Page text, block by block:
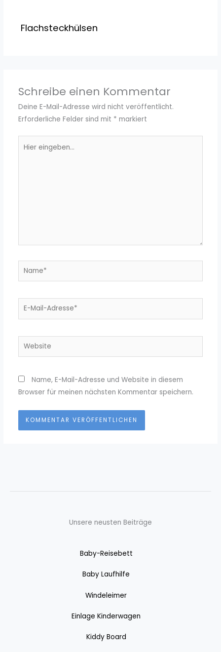
Flachsteckhülsen
Schreibe einen Kommentar
Deine E-Mail-Adresse wird nicht veröffentlicht.
Erforderliche Felder sind mit * markiert
eingeben…
Name*
E-
Website
Name, E-Mail-Adresse und Website in diesem
Browser für meinen nächsten Kommentar speichern.
Unsere neusten Beiträge
Baby-Reisebett
Baby Laufhilfe
Windeleimer
Einlage Kinderwagen
Kiddy Board